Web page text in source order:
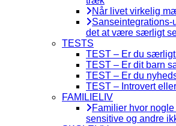
Når livet virkelig
Sanseintegrations-
det at være særligt
TESTS
TEST – Er du
TEST – Er dit barn
TEST – Er du
TEST – Introvert
FAMILIELIV
Familier hvor
sensitive og andre